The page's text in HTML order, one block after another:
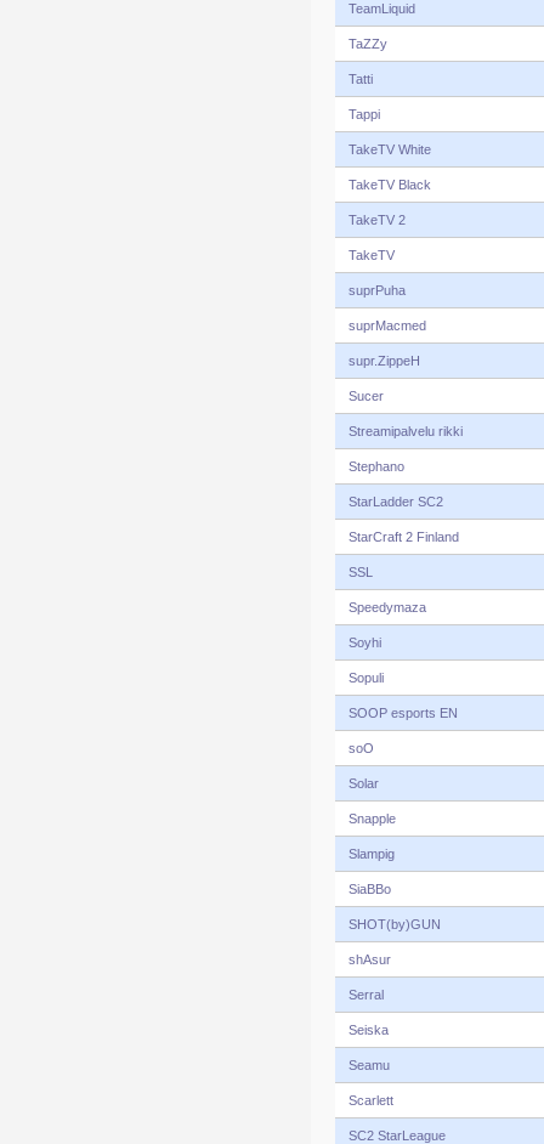
TeamLiquid
TaZZy
Tatti
Tappi
TakeTV White
TakeTV Black
TakeTV 2
TakeTV
suprPuha
suprMacmed
supr.ZippeH
Sucer
Streamipalvelu rikki
Stephano
StarLadder SC2
StarCraft 2 Finland
SSL
Speedymaza
Soyhi
Sopuli
SOOP esports EN
soO
Solar
Snapple
Slampig
SiaBBo
SHOT(by)GUN
shAsur
Serral
Seiska
Seamu
Scarlett
SC2 StarLeague